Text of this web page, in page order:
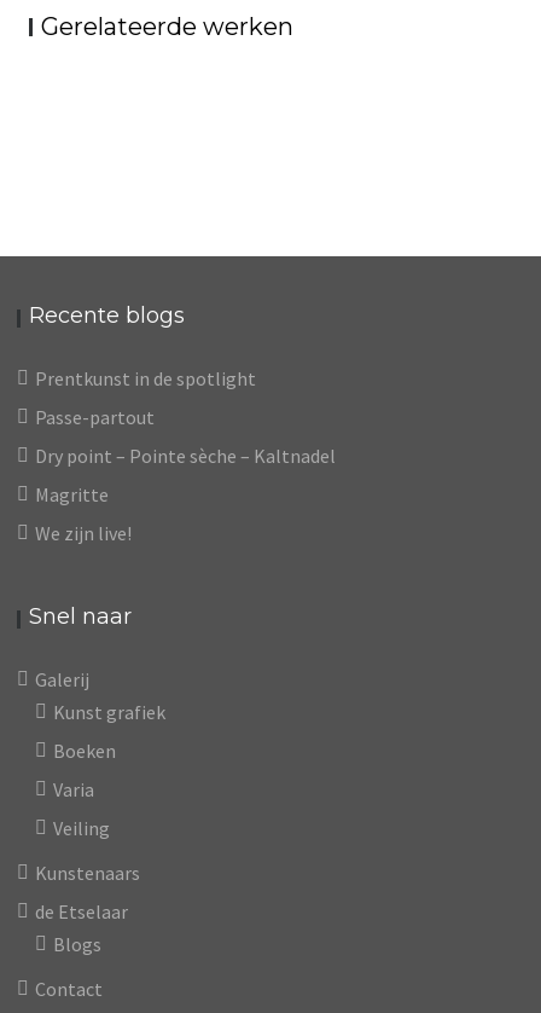
Gerelateerde werken
Recente blogs
Prentkunst in de spotlight
Passe-partout
Dry point – Pointe sèche – Kaltnadel
Magritte
We zijn live!
Snel naar
Galerij
Kunst grafiek
Boeken
Varia
Veiling
Kunstenaars
de Etselaar
Blogs
Contact